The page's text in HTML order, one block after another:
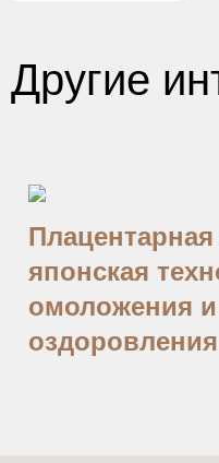
Другие
японская
омоложения и
оздоровления